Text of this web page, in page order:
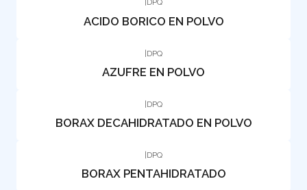
DPQ
ACIDO BORICO EN POLVO
|DPQ
AZUFRE EN POLVO
|DPQ
BORAX DECAHIDRATADO EN POLVO
DPQ
BORAX PENTAHIDRATADO